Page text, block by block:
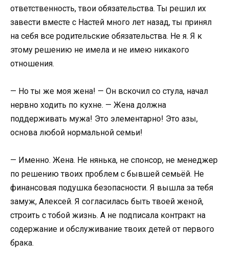
ответственность, твои обязательства. Ты решил их
завести вместе с Настей много лет назад, ты принял
на себя все родительские обязательства. Не я. Я к
этому решению не имела и не имею никакого
отношения.
— Но ты же моя жена! — Он вскочил со стула, начал
нервно ходить по кухне. — Жена должна
поддерживать мужа! Это элементарно! Это азы,
основа любой нормальной семьи!
— Именно. Жена. Не нянька, не спонсор, не менеджер
по решению твоих проблем с бывшей семьёй. Не
финансовая подушка безопасности. Я вышла за тебя
замуж, Алексей. Я согласилась быть твоей женой,
строить с тобой жизнь. А не подписала контракт на
содержание и обслуживание твоих детей от первого
брака.